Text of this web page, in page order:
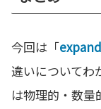
今回は「expand
違いについてわ
は物理的・数